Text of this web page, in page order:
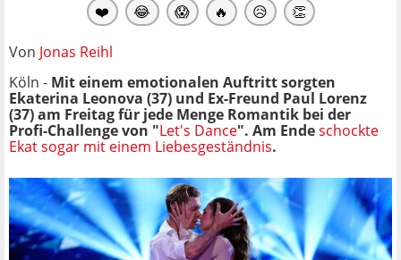
❤️ 😂 😱 🔥 😥 👏
Von Jonas Reihl
Köln - Mit einem emotionalen Auftritt sorgten
Ekaterina Leonova (37) und Ex-Freund Paul Lorenz
(37)am Freitagfür jede Menge Romantik bei der
Profi-Challenge von "Let's Dance". Am Endeschockte
Ekat sogar mit einem Liebesgeständnis.